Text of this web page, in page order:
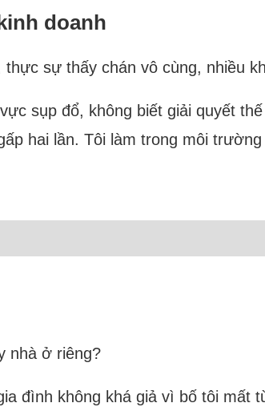
doanh
sự thấy chán vô cùng, nhiều
sụp đổ, không biết giải quyết
hai lần. Tôi làm trong môi
nhà ở riêng?
đình không khá giả vì bố tôi mất